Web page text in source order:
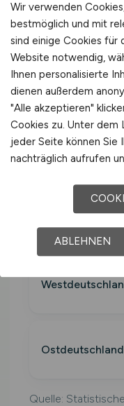
Fischerei(WZ-
Sonderzahlungen.
Westdeutschlan
d
Ostdeutschland
Quelle:
Wir verwenden
bestmöglich und mit
sind einige Cookies für
Website notwendig,
Ihnen personalisierte
dienen außerdem
"Alle akzeptieren"
Cookies zu. Unter dem
jeder Seite können Sie
nachträglich aufrufen
ABLEHNEN